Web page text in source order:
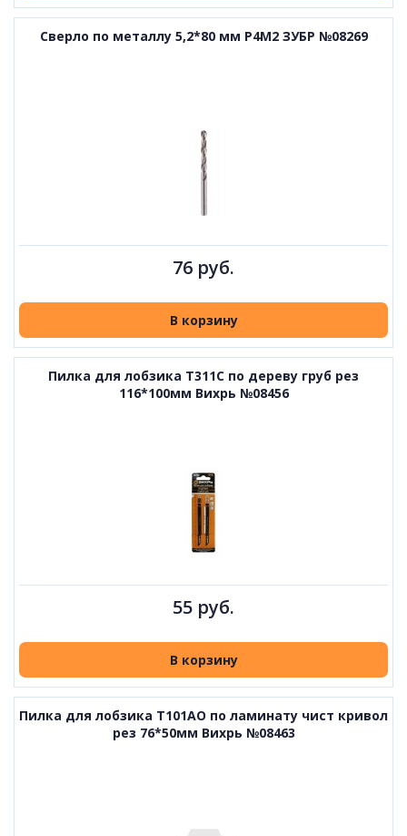
Сверло по металлу 5,2*80 мм P4M2 ЗУБР №08269
76 руб.
В корзину
Пилка для лобзика T311C по дереву груб рез
116*100мм Вихрь №08456
55 руб.
В корзину
Пилка для лобзика T101AO по ламинату чист кривол
рез 76*50мм Вихрь №08463